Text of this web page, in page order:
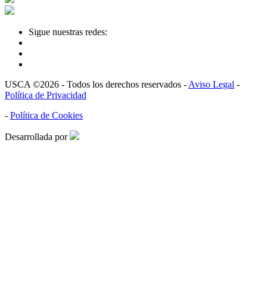
Sigue nuestras redes:
USCA ©2026 - Todos los derechos reservados - Aviso Legal -
Política de Privacidad
- Política de Cookies
Desarrollada por